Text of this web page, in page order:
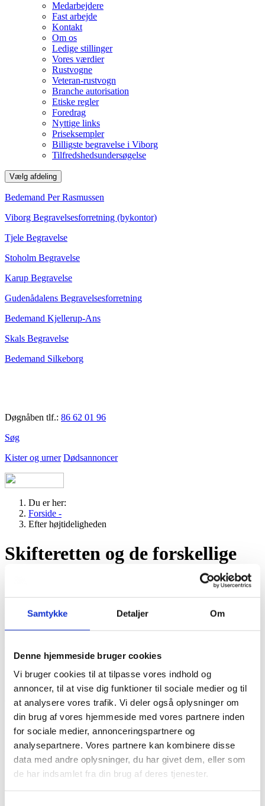
Samtykke Detaljer Om
Denne hjemmeside bruger cookies
Vi bruger cookies til at tilpasse vores indhold og
annoncer, til at vise dig funktioner til sociale medier og til
at analysere vores trafik. Vi deler også oplysninger om
din brug af vores hjemmeside med vores partnere inden
for sociale medier, annonceringspartnere og
analysepartnere. Vores partnere kan kombinere disse
data med andre oplysninger, du har givet dem, eller som
de har indsamlet fra din brug af deres tjenester.
Medarbejdere
Fast arbejde
Kontakt
Om os
Ledige stillinger
Vores værdier
Rustvogne
Veteran-rustvogn
Branche autorisation
Etiske regler
Foredrag
Nyttige links
Priseksempler
Billigste begravelse i Viborg
Tilfredshedsundersøgelse
Vælg afdeling
Bedemand Per Rasmussen
Viborg Begravelsesforretning (bykontor)
Tjele Begravelse
Stoholm Begravelse
Karup Begravelse
Gudenådalens Begravelsesforretning
Bedemand Kjellerup-Ans
Skals Begravelse
Bedemand Silkeborg
Døgnåben tlf.: 86 62 01 96
Søg
Kister og urner Dødsannoncer
Du er her:
Forside -
Efter højtideligheden
Skifteretten og de forskellige
fast ejendom og øvrige ejendele – til skifteretten, som afgør
pr. brev. Ofte kan skiftespørgsmålet afgøres over telefonen, mens
medbringe forskellige oplysninger om afdødes familie- og
formueforhold. Hos bedemand Per Rasmussen vejleder vi gerne, så
du kan føle dig helt tryg ved forløbet.
Herunder kan du kortfattet se det vigtigste om de forskellige typer
skifte. Eller du kan læse mere pådomstol.dk.
Uskiftet bo
Uskiftet bo betyder, at afdødes ægtefælle kan blive boende i fælles
bolig og råde over fælles formue og ejendele – uden at der sker en